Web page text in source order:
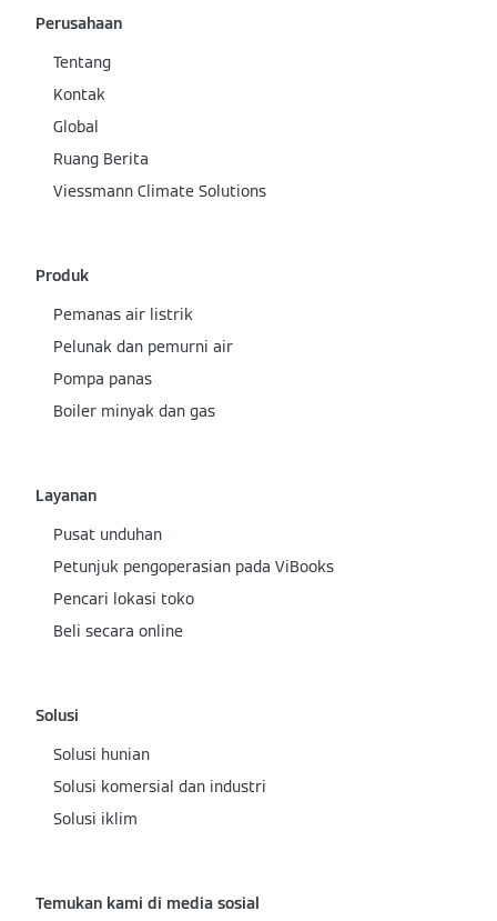
Perusahaan
Tentang
Kontak
Global
Ruang Berita
Viessmann Climate Solutions
Produk
Pemanas air listrik
Pelunak dan pemurni air
Pompa panas
Boiler minyak dan gas
Layanan
Pusat unduhan
Petunjuk pengoperasian pada ViBooks
Pencari lokasi toko
Beli secara online
Solusi
Solusi hunian
Solusi komersial dan industri
Solusi iklim
Temukan kami di media sosial